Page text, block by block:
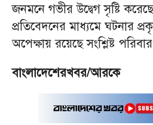
জনমনে গভীর উদ্বেগ সৃষ্টি
প্রতিবেদনের মাধ্যমে ঘটনার
অপেক্ষায় রয়েছে সংশ্লিষ্ট
বাংলাদেশেরখবর/আরকে